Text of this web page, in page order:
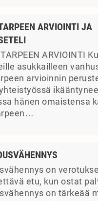
ARVIOINTI JA
ARVIOINTI
asukkailleen
arvioinnin
hänen omaistensa
on
etu, kun ostat
on tärkeää